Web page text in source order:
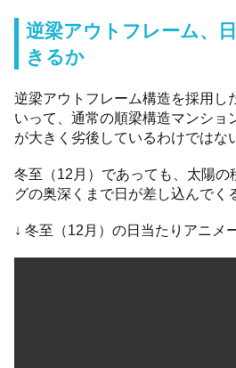
逆梁アウトフレーム、
きるか
逆梁アウトフレーム構造を採用し
いって、通常の順梁構造マンショ
が大きく劣後しているわけではな
冬至（12月）であっても、太陽の
グの奥深くまで日が差し込んでく
↓ 冬至（12月）の日当たりアニメ